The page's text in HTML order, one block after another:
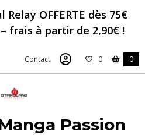
OFFERTE dès 75€
– frais à partir de 2,90€ !
Contact 0 0
Passion